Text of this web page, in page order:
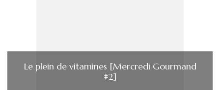
Le plein de vitamines [Mercredi Gourmand
#2]